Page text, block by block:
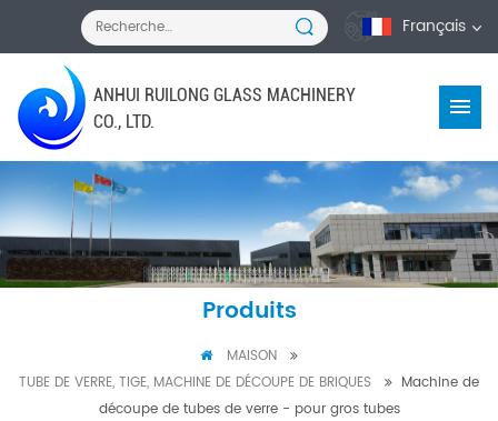
Français
ANHUI RUILONG GLASS MACHINERY
CO., LTD.
Produits
MAISON
TUBE DE VERRE, TIGE, MACHINE DE DÉCOUPE DE BRIQUES
Machine de
découpe de tubes de verre - pour gros tubes